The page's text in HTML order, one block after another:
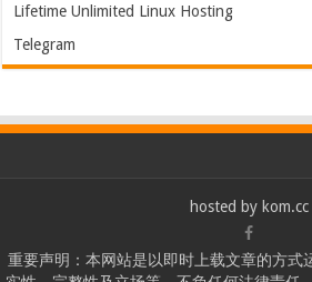
Lifetime Unlimited Linux Hosting
Telegram
hosted by kom.cc
重要声明：本网站是以即时上载文章的方式